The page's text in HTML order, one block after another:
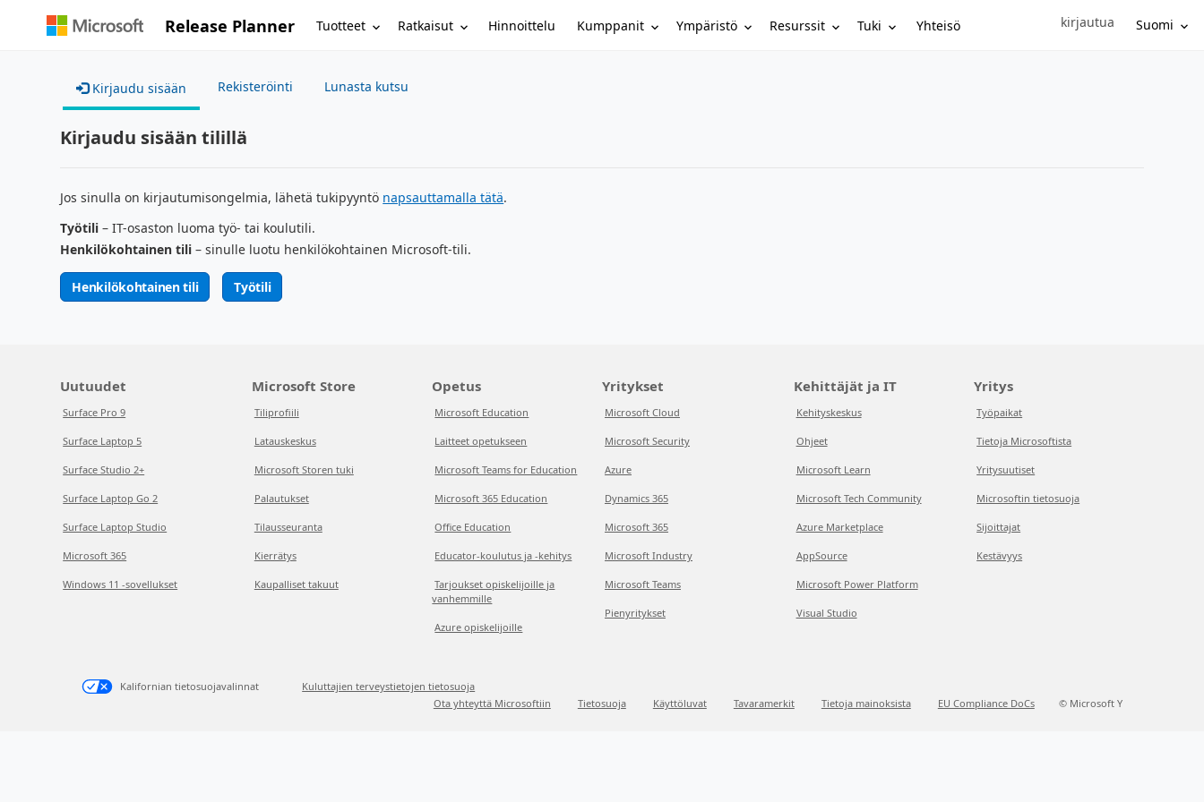
Release Planner Tuotteet Ratkaisut Hinnoittelu Kumppanit Ympäristö Resurssit Tuki Yhteisö Sign in to your account
kirjautua Suomi
Kirjaudu sisään Rekisteröinti Lunasta kutsu
Kirjaudu sisään tilillä
Jos sinulla on kirjautumisongelmia, lähetä tukipyyntö napsauttamalla tätä.
Työtili – IT-osaston luoma työ- tai koulutili.
Henkilökohtainen tili – sinulle luotu henkilökohtainen Microsoft-tili.
Henkilökohtainen tili Työtili
Uutuudet
Surface Pro 9
Surface Laptop 5
Surface Studio 2+
Surface Laptop Go 2
Surface Laptop Studio
Microsoft 365
Windows 11 -sovellukset
Microsoft Store
Tiliprofiili
Latauskeskus
Microsoft Storen tuki
Palautukset
Tilausseuranta
Kierrätys
Kaupalliset takuut
Opetus
Microsoft Education
Laitteet opetukseen
Microsoft Teams for Education
Microsoft 365 Education
Office Education
Educator-koulutus ja -kehitys
Tarjoukset opiskelijoille ja
vanhemmille
Azure opiskelijoille
Yritykset
Microsoft Cloud
Microsoft Security
Azure
Dynamics 365
Microsoft 365
Microsoft Industry
Microsoft Teams
Pienyritykset
Kehittäjät ja IT
Kehityskeskus
Ohjeet
Microsoft Learn
Microsoft Tech Community
Azure Marketplace
AppSource
Microsoft Power Platform
Visual Studio
Yritys
Työpaikat
Tietoja Microsoftista
Yritysuutiset
Microsoftin tietosuoja
Sijoittajat
Kestävyys
Kalifornian tietosuojavalinnat
Kuluttajien terveystietojen tietosuoja
Ota yhteyttä Microsoftiin
Tietosuoja Käyttöluvat Tavaramerkit Tietoja mainoksista EU Compliance DoCs © Microsoft Y